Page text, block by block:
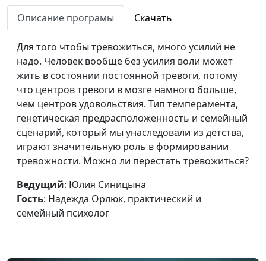
семейный психолог
Юлия Синицына,
Надежда Орлюк,
практический и
семейный психолог
#347
Синдром спасателя:
помогать в ущерб
Юлия Синицына,
семейный психолог
3 правила человека с
устойчивой психикой
Юлия Синицына,
практический и
семейный психолог
#345
Описание програмы Скачать
Для того чтобы тревожиться, много усилий не
надо. Человек вообще без усилия воли может
жить в состоянии постоянной тревоги, потому
что центров тревоги в мозге намного больше,
чем центров удовольствия. Тип темперамента,
генетическая предрасположенность и семейный
сценарий, который мы унаследовали из детства,
играют значительную роль в формировании
тревожности. Можно ли перестать тревожиться?
Ведущий: Юлия Синицына
Гость: Надежда Орлюк, практический и
семейный психолог